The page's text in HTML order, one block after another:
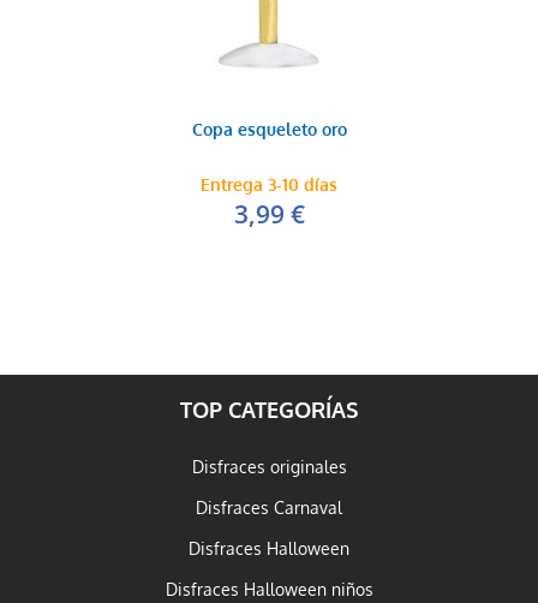
Copa esqueleto oro
Entrega 3-10 días
3,99 €
TOP CATEGORÍAS
Disfraces originales
Disfraces Carnaval
Disfraces Halloween
Disfraces Halloween niños